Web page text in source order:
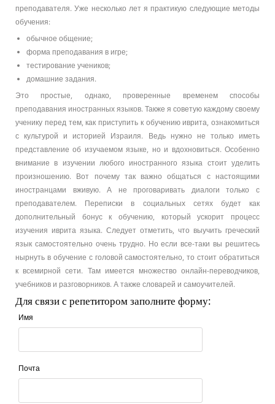
преподавателя. Уже несколько лет я практикую следующие методы
обучения:
обычное общение;
форма преподавания в игре;
тестирование учеников;
домашние задания.
Это простые, однако, проверенные временем способы
преподавания иностранных языков. Также я советую каждому своему
ученику перед тем, как приступить к обучению иврита, ознакомиться
с культурой и историей Израиля. Ведь нужно не только иметь
представление об изучаемом языке, но и вдохновиться. Особенно
внимание в изучении любого иностранного языка стоит уделить
произношению. Вот почему так важно общаться с настоящими
иностранцами вживую. А не проговаривать диалоги только с
преподавателем. Переписки в социальных сетях будет как
дополнительный бонус к обучению, который ускорит процесс
изучения иврита языка. Следует отметить, что выучить греческий
язык самостоятельно очень трудно. Но если все-таки вы решитесь
нырнуть в обучение с головой самостоятельно, то стоит обратиться
к всемирной сети. Там имеется множество онлайн-переводчиков,
учебников и разговорников. А также словарей и самоучителей.
Для связи с репетитором заполните форму:
Имя
Почта